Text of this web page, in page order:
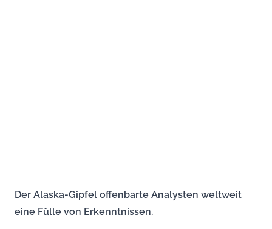
Der Alaska-Gipfel offenbarte Analysten weltweit
eine Fülle von Erkenntnissen.